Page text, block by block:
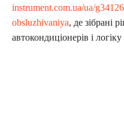
instrument.com.ua/ua/
obsluzhivaniya, де зібрані
автокондиціонерів і